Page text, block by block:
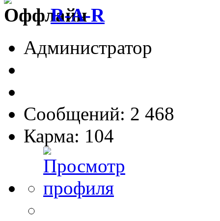
R-A-R
Администратор
Сообщений: 2 468
Карма: 104